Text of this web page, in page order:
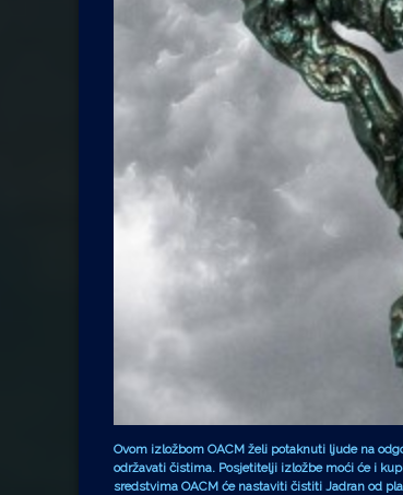
Ovom izložbom OACM želi potaknuti ljude na
održavati čistima. Posjetitelji izložbe moći će i
sredstvima OACM će nastaviti čistiti Jadran od